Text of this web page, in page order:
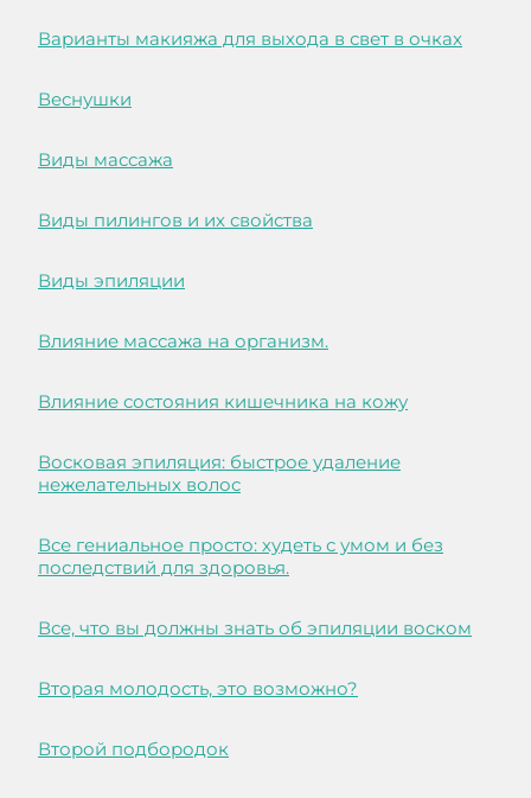
Варианты макияжа для выхода в свет в очках
Веснушки
Виды массажа
Виды пилингов и их свойства
Виды эпиляции
Влияние массажа на организм.
Влияние состояния кишечника на кожу
Восковая эпиляция: быстрое удаление
нежелательных волос
Все гениальное просто: худеть с умом и без
последствий для здоровья.
Все, что вы должны знать об эпиляции воском
Вторая молодость, это возможно?
Второй подбородок